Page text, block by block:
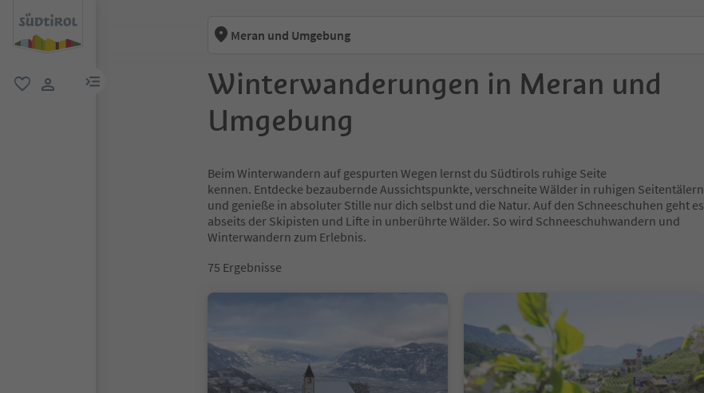
menu link
Meran und Umgebung
Winterwanderungen in Meran und
Umgebung
Beim Winterwandern auf gespurten Wegen lernst du Südtirols ruhige Seite
kennen. Entdecke bezaubernde Aussichtspunkte, verschneite Wälder in ruhigen Seitentälern
und genieße in absoluter Stille nur dich selbst und die Natur. Auf den Schneeschuhen geht es
abseits der Skipisten und Lifte in unberührte Wälder. So wird Schneeschuhwandern und
Winterwandern zum Erlebnis.
75 Ergebnisse